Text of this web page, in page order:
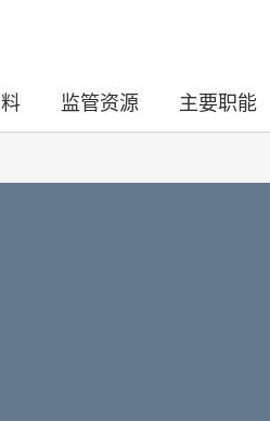
监管资源 主要职能